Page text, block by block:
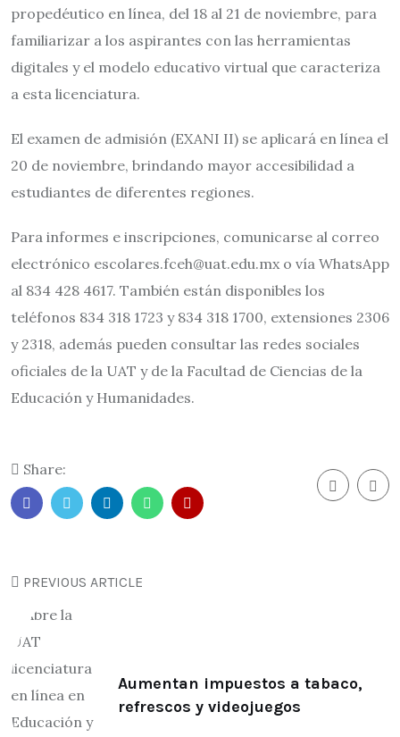
propedéutico en línea, del 18 al 21 de noviembre, para
familiarizar a los aspirantes con las herramientas
digitales y el modelo educativo virtual que caracteriza
a esta licenciatura.
El examen de admisión (EXANI II) se aplicará en línea el
20 de noviembre, brindando mayor accesibilidad a
estudiantes de diferentes regiones.
Para informes e inscripciones, comunicarse al correo
electrónico escolares.fceh@uat.edu.mx o vía WhatsApp
al 834 428 4617. También están disponibles los
teléfonos 834 318 1723 y 834 318 1700, extensiones 2306
y 2318, además pueden consultar las redes sociales
oficiales de la UAT y de la Facultad de Ciencias de la
Educación y Humanidades.
Share:
PREVIOUS ARTICLE
Aumentan impuestos a tabaco,
refrescos y videojuegos